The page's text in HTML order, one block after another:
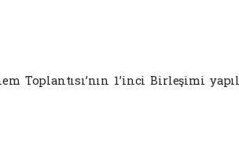
Toplantısı’nın 1’inci Birleşimi